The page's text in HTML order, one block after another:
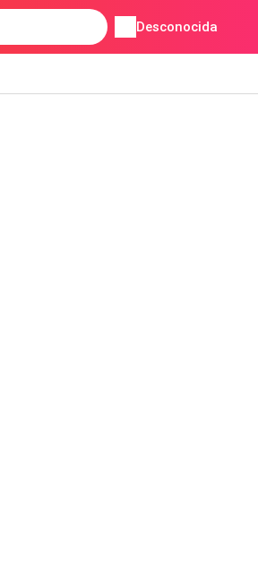
Desconocida